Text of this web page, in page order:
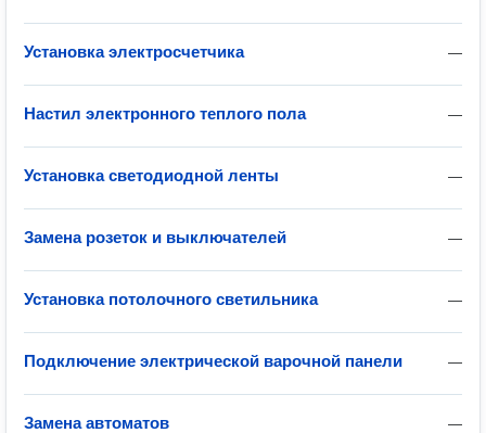
—
Установка электросчетчика
—
Настил электронного теплого пола
—
Установка светодиодной ленты
—
Замена розеток и выключателей
—
Установка потолочного светильника
—
Подключение электрической варочной панели
—
Замена автоматов